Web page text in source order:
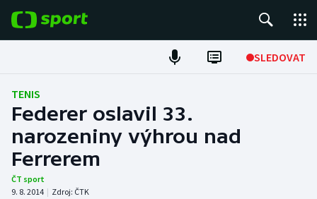
SLEDOVAT
Fotbal
Hokej
Tenis
Atletika
TENIS
Federer oslavil 33.
narozeniny výhrou nad
Ferrerem
ČT sport
9. 8. 2014 | Zdroj: ČTK